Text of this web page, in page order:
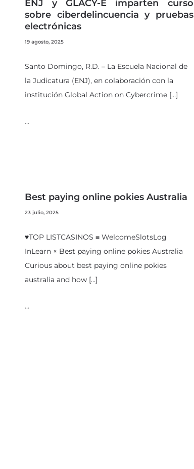
ENJ y GLACY-E imparten curso
sobre ciberdelincuencia y pruebas
electrónicas
19 agosto, 2025
Santo Domingo, R.D. – La Escuela Nacional de
la Judicatura (ENJ), en colaboración con la
institución Global Action on Cybercrime […]
…
Best paying online pokies Australia
23 julio, 2025
♥TOP LISTCASINOS ≡ WelcomeSlotsLog
InLearn × Best paying online pokies Australia
Curious about best paying online pokies
australia​ and how […]
…